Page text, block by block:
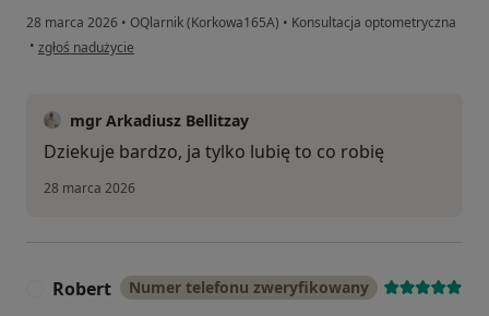
28 marca 2026 • OQlarnik (Korkowa165A) • Konsultacja optometryczna
• w opinii użytkownika Magdalena G
zgłoś nadużycie
mgr Arkadiusz Bellitzay
Dziekuje bardzo, ja tylko lubię to co robię
28 marca 2026
Robert Numer telefonu zweryfikowany